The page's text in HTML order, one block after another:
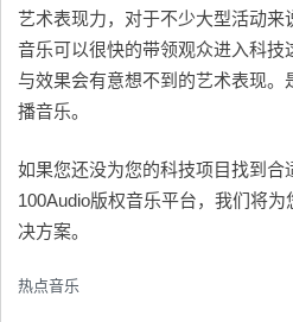
艺术表现力，对于不少大型活动来
音乐可以很快的带领观众进入科技
与效果会有意想不到的艺术表现。
播音乐。
如果您还没为您的科技项目找到合
100Audio版权音乐平台，我们将
决方案。
热点音乐